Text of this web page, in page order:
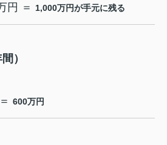
円 ＝ 1,000万円が手元に残る
）
600万円